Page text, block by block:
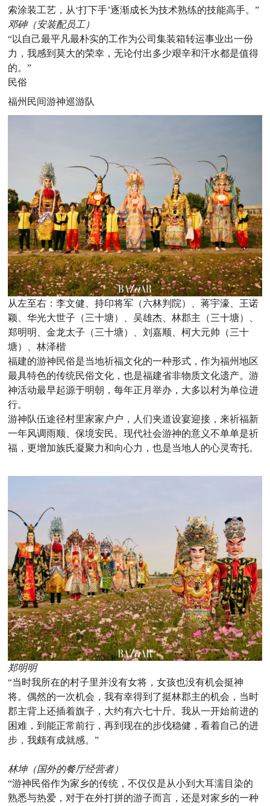
索涂装工艺，从‘打下手’逐渐成长为技术熟练的技能高手。”
邓砷（安装配员工）
“以自己最平凡最朴实的工作为公司集装箱转运事业出一份
力，我感到莫大的荣幸，无论付出多少艰辛和汗水都是值得
的。”
民俗
福州民间游神巡游队
从左至右：李文健、持印将军（六林判院）、蒋宇濠、王诺
颖、华光大世子（三十塘）、吴雄杰、林郡主（三十塘）、
郑明明、金龙太子（三十塘）、刘嘉顺、柯大元帅（三十
塘）、林泽楷
福建的游神民俗是当地祈福文化的一种形式，作为福州地区
最具特色的传统民俗文化，也是福建省非物质文化遗产。游
神活动最早起源于明朝，每年正月举办，大多以村为单位进
行。
游神队伍途径村里家家户户，人们夹道设宴迎接，来祈福新
一年风调雨顺、保境安民。现代社会游神的意义不单单是祈
福，更增加族氏凝聚力和向心力，也是当地人的心灵寄托。
郑明明
“当时我所在的村子里并没有女将，女孩也没有机会挺神
将。偶然的一次机会，我有幸得到了挺林郡主的机会，当时
郡主背上还插着旗子，大约有六七十斤。我从一开始前进的
困难，到能正常前行，再到现在的步伐稳健，看着自己的进
步，我颇有成就感。”
林坤（国外的餐厅经营者）
“游神民俗作为家乡的传统，不仅仅是从小到大耳濡目染的
熟悉与热爱，对于在外打拼的游子而言，还是对家乡的一种